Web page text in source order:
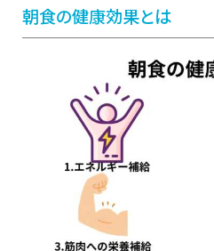
朝食の健康効果とは